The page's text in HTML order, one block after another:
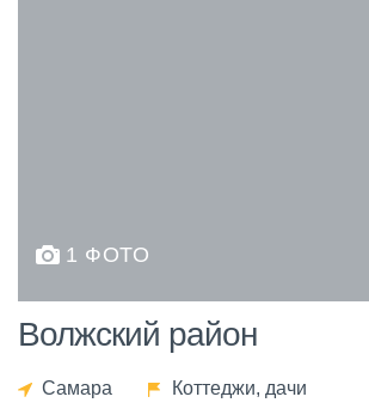
1 ФОТО
Волжский район
Самара Коттеджи, дачи